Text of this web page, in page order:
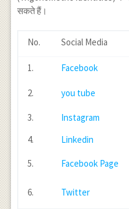
\cos \theta \sec
{\tan \theta},
\theta=\frac{\cos
सकते हैं।
No. Social Media
1. Facebook
2. you tube
3. Instagram
4.
Linkedin
5. Facebook Page
6. Twitter